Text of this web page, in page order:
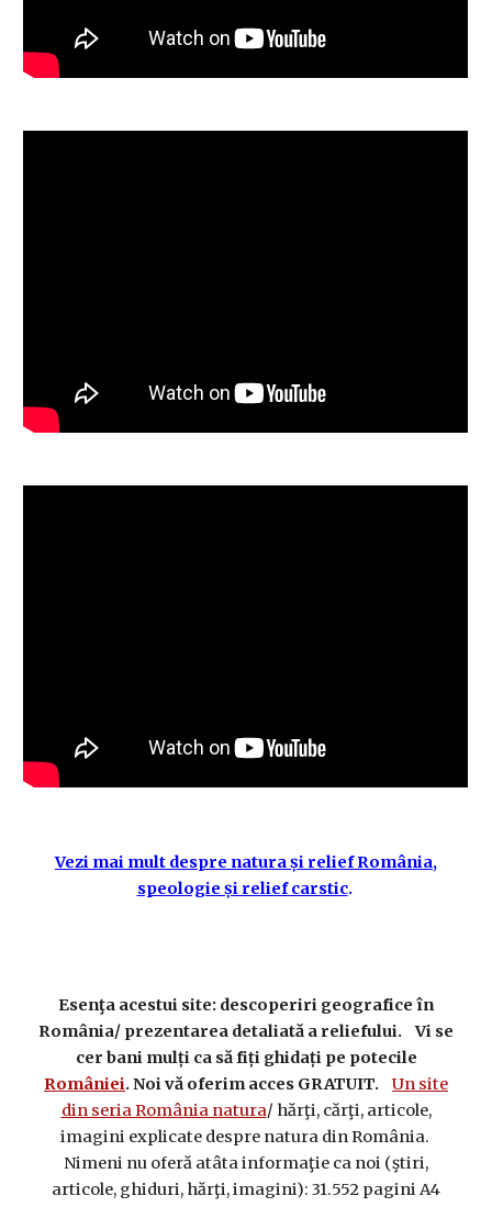
Vezi mai mult despre natura și relief România,
speologie și relief carstic.
Esenţa acestui site: descoperiri geografice în
România/ prezentarea detaliată a reliefului. Vi se
cer bani mulți ca să fiți ghidați pe potecile
României. Noi vă oferim acces GRATUIT. Un site
din seria România natura/ hărţi, cărţi, articole,
imagini explicate despre natura din România.
Nimeni nu oferă atâta informaţie ca noi (ştiri,
articole, ghiduri, hărţi, imagini): 31.552 pagini A4